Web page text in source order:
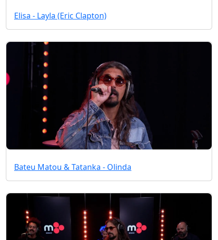
Elisa - Layla (Eric Clapton)
Bateu Matou & Tatanka - Olinda